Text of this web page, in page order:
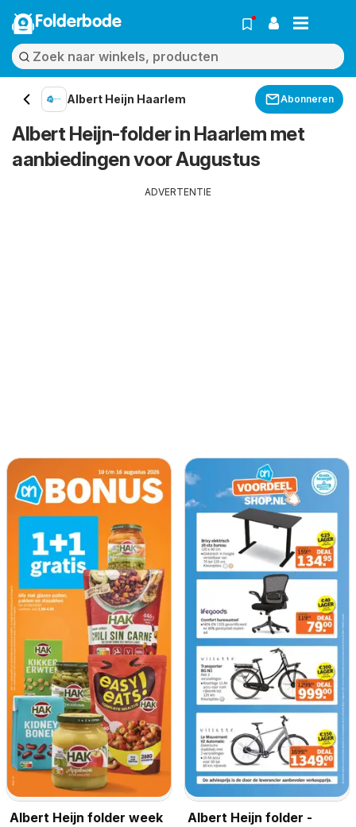
Folderbode
Albert Heijn Haarlem Abonneren
Albert Heijn-folder in Haarlem met
aanbiedingen voor Augustus
ADVERTENTIE
Albert Heijn folder week
Albert Heijn folder -